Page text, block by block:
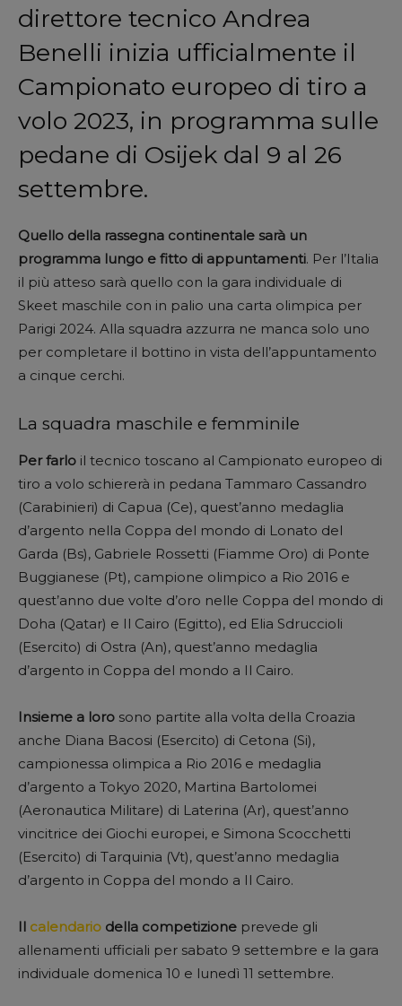
direttore tecnico Andrea
Benelli inizia ufficialmente il
Campionato europeo di tiro a
volo 2023, in programma sulle
pedane di Osijek dal 9 al 26
settembre.
Quello della rassegna continentale sarà un
programma lungo e fitto di appuntamenti. Per l’Italia
il più atteso sarà quello con la gara individuale di
Skeet maschile con in palio una carta olimpica per
Parigi 2024. Alla squadra azzurra ne manca solo uno
per completare il bottino in vista dell’appuntamento
a cinque cerchi.
La squadra maschile e femminile
Per farlo il tecnico toscano al Campionato europeo di
tiro a volo schiererà in pedana Tammaro Cassandro
(Carabinieri) di Capua (Ce), quest’anno medaglia
d’argento nella Coppa del mondo di Lonato del
Garda (Bs), Gabriele Rossetti (Fiamme Oro) di Ponte
Buggianese (Pt), campione olimpico a Rio 2016 e
quest’anno due volte d’oro nelle Coppa del mondo di
Doha (Qatar) e Il Cairo (Egitto), ed Elia Sdruccioli
(Esercito) di Ostra (An), quest’anno medaglia
d’argento in Coppa del mondo a Il Cairo.
Insieme a loro sono partite alla volta della Croazia
anche Diana Bacosi (Esercito) di Cetona (Si),
campionessa olimpica a Rio 2016 e medaglia
d’argento a Tokyo 2020, Martina Bartolomei
(Aeronautica Militare) di Laterina (Ar), quest’anno
vincitrice dei Giochi europei, e Simona Scocchetti
(Esercito) di Tarquinia (Vt), quest’anno medaglia
d’argento in Coppa del mondo a Il Cairo.
Il calendario della competizione prevede gli
allenamenti ufficiali per sabato 9 settembre e la gara
individuale domenica 10 e lunedì 11 settembre.